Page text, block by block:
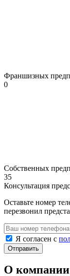
Франшизных
0
Собственных
35
Консультация
Оставьте номер
перезвонил
Я согласен с
О компании